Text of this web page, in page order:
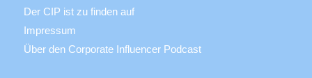
Der CIP ist zu finden auf
Impressum
Über den Corporate Influencer Podcast